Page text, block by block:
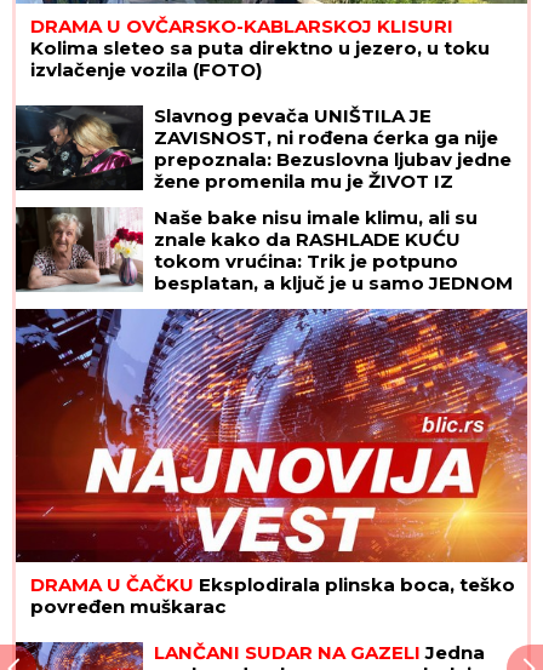
DRAMA U OVČARSKO-KABLARSKOJ KLISURI
Kolima sleteo sa puta direktno u jezero, u toku
izvlačenje vozila (FOTO)
Slavnog pevača UNIŠTILA JE
ZAVISNOST, ni rođena ćerka ga nije
prepoznala: Bezuslovna ljubav jedne
žene promenila mu je ŽIVOT IZ
Naše bake nisu imale klimu, ali su
znale kako da RASHLADE KUĆU
tokom vrućina: Trik je potpuno
besplatan, a ključ je u samo JEDNOM
PRAVILU
DRAMA U ČAČKU Eksplodirala plinska boca, teško
povređen muškarac
LANČANI SUDAR NA GAZELI Jedna